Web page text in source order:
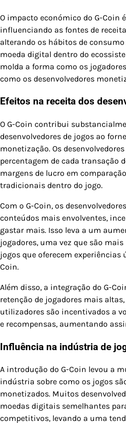
O impacto económico do G-Coin
influenciando as fontes de
alterando os hábitos de
moeda digital dentro do
molda a forma como os
como os desenvolvedores
Efeitos na receita dos
O G-Coin contribui
desenvolvedores de jogos ao
monetização. Os
percentagem de cada transação
margens de lucro em
tradicionais dentro do jogo.
Com o G-Coin, os
conteúdos mais envolventes,
gastar mais. Isso leva a um
jogadores, uma vez que são
jogos que oferecem experiências
Coin.
Além disso, a integração do G-
retenção de jogadores mais
utilizadores são incentivados a
e recompensas, aumentando
Influência na indústria de
A introdução do G-Coin levou a
indústria sobre como os jogos
monetizados. Muitos
moedas digitais semelhantes
competitivos, levando a uma